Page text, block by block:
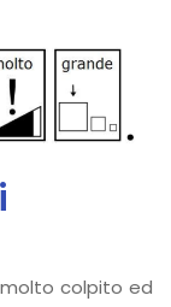
colpito ed